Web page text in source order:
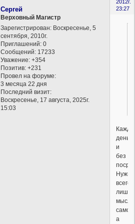
2012г.
23:27
Сергей
Верховный Магистр
Зарегистрирован: Воскресенье, 5
сентября, 2010г.
Приглашений: 0
Сообщений: 17233
Уважение: +354
Позитив: +231
Провел на форуме:
3 месяца 22 дня
Последний визит:
Воскресенье, 17 августа, 2025г.
15:03
день
и
без
Нужно
всего
лишь
а